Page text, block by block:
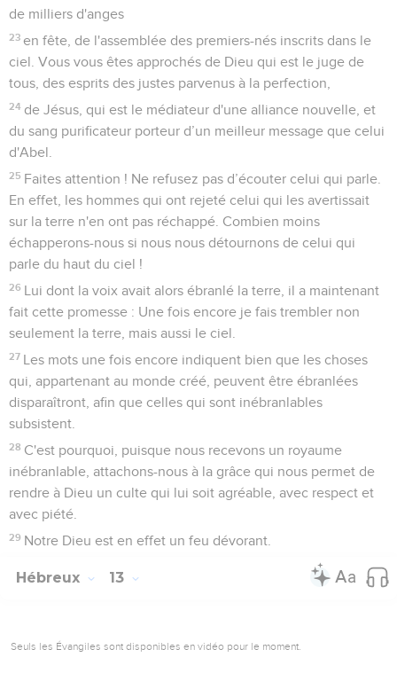
de milliers d'anges
23 en fête, de l'assemblée des premiers-nés inscrits dans le
ciel. Vous vous êtes approchés de Dieu qui est le juge de
tous, des esprits des justes parvenus à la perfection,
24 de Jésus, qui est le médiateur d'une alliance nouvelle, et
du sang purificateur porteur d’un meilleur message que celui
d'Abel.
25 Faites attention ! Ne refusez pas d’écouter celui qui parle.
En effet, les hommes qui ont rejeté celui qui les avertissait
sur la terre n'en ont pas réchappé. Combien moins
échapperons-nous si nous nous détournons de celui qui
parle du haut du ciel !
26 Lui dont la voix avait alors ébranlé la terre, il a maintenant
fait cette promesse : Une fois encore je fais trembler non
seulement la terre, mais aussi le ciel.
27 Les mots une fois encore indiquent bien que les choses
qui, appartenant au monde créé, peuvent être ébranlées
disparaîtront, afin que celles qui sont inébranlables
subsistent.
28 C'est pourquoi, puisque nous recevons un royaume
inébranlable, attachons-nous à la grâce qui nous permet de
rendre à Dieu un culte qui lui soit agréable, avec respect et
avec piété.
29 Notre Dieu est en effet un feu dévorant.
Hébreux 13
Seuls les Évangiles sont disponibles en vidéo pour le moment.